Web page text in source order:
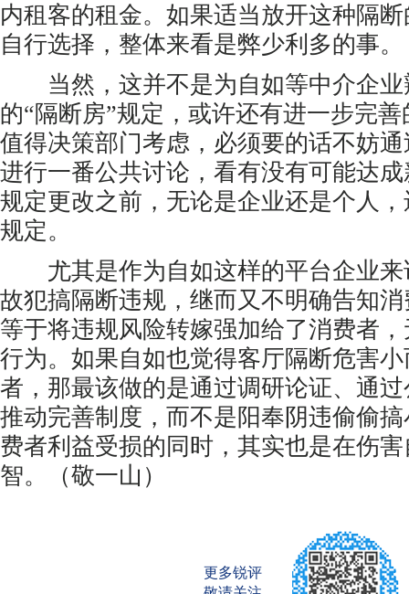
内租客的租金。如果适当放开这种隔
自行选择，整体来看是弊少利多的事。
当然，这并不是为自如等中介企业
的“隔断房”规定，或许还有进一步完
值得决策部门考虑，必须要的话不妨
进行一番公共讨论，看有没有可能达
规定更改之前，无论是企业还是个人
规定。
尤其是作为自如这样的平台企业来
故犯搞隔断违规，继而又不明确告知
等于将违规风险转嫁强加给了消费者
行为。如果自如也觉得客厅隔断危害
者，那最该做的是通过调研论证、通
推动完善制度，而不是阳奉阴违偷偷
费者利益受损的同时，其实也是在伤
智。（敬一山）
更多锐评